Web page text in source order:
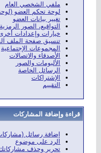
ملفي الشخصي العام
لوحة تحكم العضو
تغيير بيانات العضو
التواقيع، الصور
خيارات وإعدادات
تنسيق صفحة الملف
المجموعات الإجتماعية
الأصدقاء والاتصالات
الألبومات والصور
الرسائل الخاصة
الإشتراكات
التقييم
قراءة وإضافة المشاركات
إضافة رسائل
الرد على موضوع
تحرير وحذف